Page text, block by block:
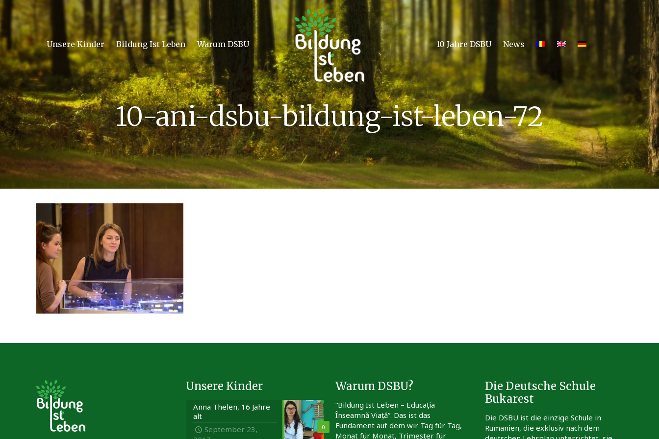
Unsere Kinder Bildung Ist Leben Warum DSBU 10 Jahre DSBU News
10-ani-dsbu-bildung-ist-leben-72
Unsere Kinder
0
Anna Thelen, 16 Jahre
alt
September 23,
Warum DSBU?
“Bildung Ist Leben – Educația
Înseamnă Viață”. Das ist das
Fundament auf dem wir Tag für Tag,
Monat für Monat, Trimester für
Die Deutsche Schule
Bukarest
Die DSBU ist die einzige Schule in
Rumänien, die exklusiv nach dem